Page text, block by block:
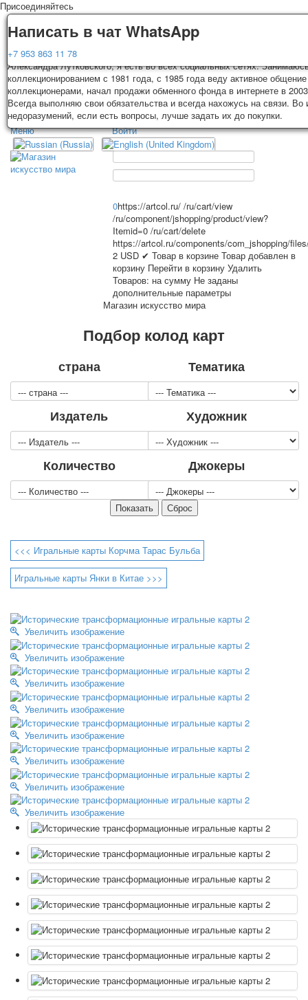
Доставка
Колоды, почтовые открытки тщательно упаковываются и
3-4 рабочих дней после оплаты. Исключение: репринт под заказ,
карт отправляются в течении 7-8 рабочих дней. Отправка
России с треком отслеживания. Цена пересылки зависит от веса и
на момент покупки. По желанию покупателя возможна отправка СДЕК
другими транспортными компаниями.
Гарантия
Вы покупаете колоды игральных карт, почтовые открытки из частной
Александра Лутковского, я есть во всех социальных сетях.
коллекционированием с 1981 года, с 1985 года веду активное
коллекционерами, начал продажи обменного фонда в интернете в
Всегда выполняю свои обязательства и всегда нахожусь на связи. Во
недоразумений, если есть вопросы, лучше задать их до покупки.
Написать в чат WhatsApp
+7 953 863 11 78
Присоединяйтесь
TPL_PROTOSTAR_TOGGLE_MENU
Главная Игральные карты
Меню
Главная
Игральные карты
Классические
Джокеры
Транспорт
Охота и рыбалка
Комбинат Цветной Печати
Армия и полиция
Недорогие колоды для игры
Юмор
Открытки
23 февраля
Поздравляю
Свадьба
1 мая
Октябрьская революция
С рождеством
Пасха
9 мая - день победы
Разные пожелания
1 сентября школа
Приглашение
Новости
Новости карточных колод
Новости открыток
О сайте
Ссылки
Наше видео
доставка
Избранное
Войти
0https://artcol.ru/ /ru/cart/view
/ru/component/jshopping/product/view?
Itemid=0 /ru/cart/delete
https://artcol.ru/components/com_jshopping/
2 USD ✔ Товар в корзине Товар добавлен в
корзину Перейти в корзину Удалить
Товаров: на сумму Не заданы
дополнительные параметры
Магазин искусство мира
Подбор колод карт
страна Тематика
Издатель Художник
Количество Джокеры
<<< Игральные карты Корчма Тарас Бульба
Игральные карты Янки в Китае >>>
Увеличить изображение
Увеличить изображение
Увеличить изображение
Увеличить изображение
Увеличить изображение
Увеличить изображение
Увеличить изображение
Увеличить изображение